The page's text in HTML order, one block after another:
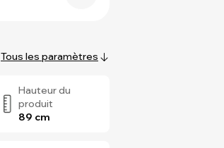
Tous les paramètres
Hauteur du
produit
89 cm